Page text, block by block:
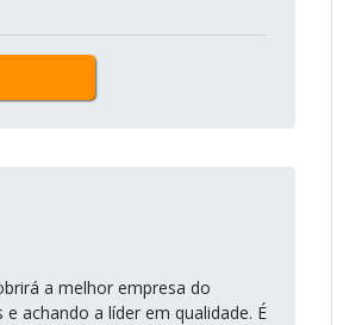
a melhor empresa do
achando a líder em qualidade. É